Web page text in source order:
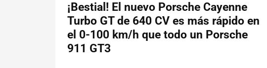
¡Bestial! El nuevo Porsche Cayenne
Turbo GT de 640 CV es más rápido en
el 0-100 km/h que todo un Porsche
911 GT3